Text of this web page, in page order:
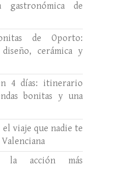
gastronómica de
de Oporto:
cerámica y
4 días: itinerario
bonitas y una
viaje que nadie te
la acción más